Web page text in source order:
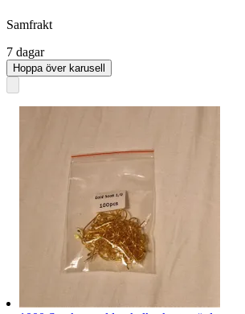
Samfrakt
7 dagar
Hoppa över karusell